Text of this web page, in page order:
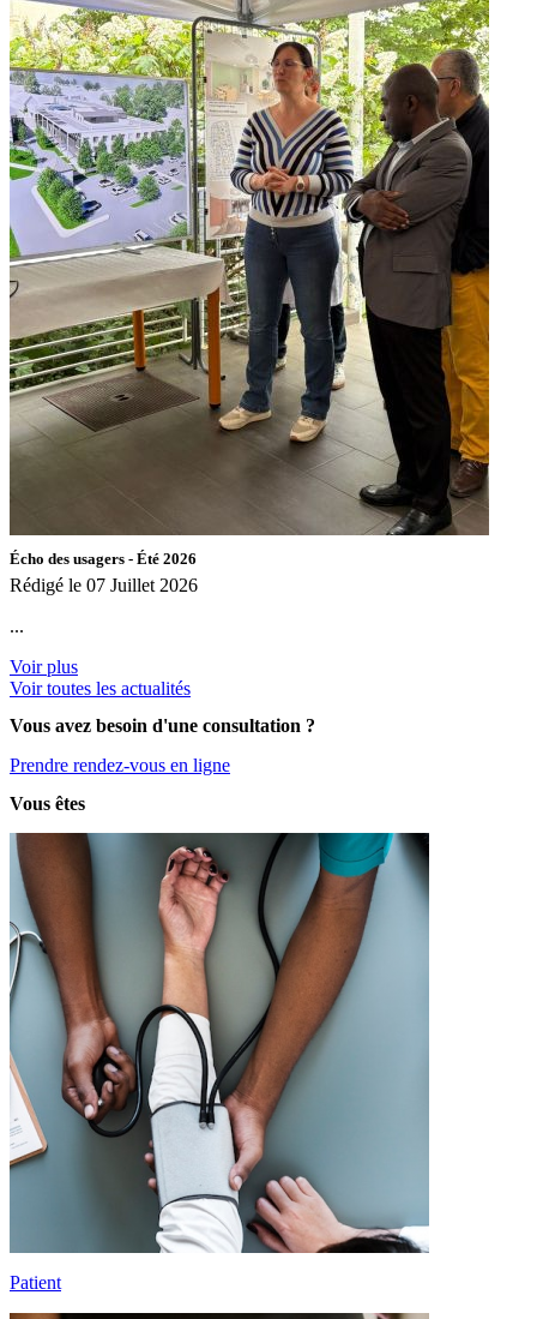
Écho des usagers - Été 2026
Rédigé le 07 Juillet 2026
...
Voir plus
Voir toutes les actualités
Vous avez besoin d'une consultation ?
Prendre rendez-vous en ligne
Vous êtes
Patient